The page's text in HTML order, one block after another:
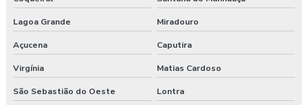
Lagoa Grande Miradouro
Açucena Caputira
Virgínia Matias Cardoso
São Sebastião do Oeste Lontra